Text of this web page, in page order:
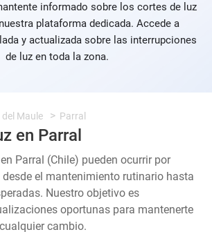
informado sobre los cortes de luz
plataforma dedicada. Accede a
y actualizada sobre las interrupciones
de luz en toda la zona.
del Maule Parral
en Parral
Parral (Chile) pueden ocurrir por
desde el mantenimiento rutinario hasta
Nuestro objetivo es
oportunas para mantenerte
cambio.